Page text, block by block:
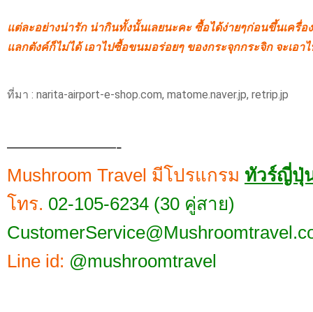
แต่ละอย่างน่ารัก น่ากินทั้งนั้นเลยนะคะ ซื้อได้ง่ายๆก่อนขึ้นเครื่อ
แลกตังค์ก็ไม่ได้ เอาไปซื้อขนมอร่อยๆ ของกระจุกกระจิก จะเอ
ที่มา : narita-airport-e-shop.com, matome.naver.jp, retrip.jp
——————-
Mushroom Travel มีโปรแกรม ทัวร์ญี่ปุ่
โทร. 02-105-6234 (30 คู่สาย)
Line id: @mushroomtravel